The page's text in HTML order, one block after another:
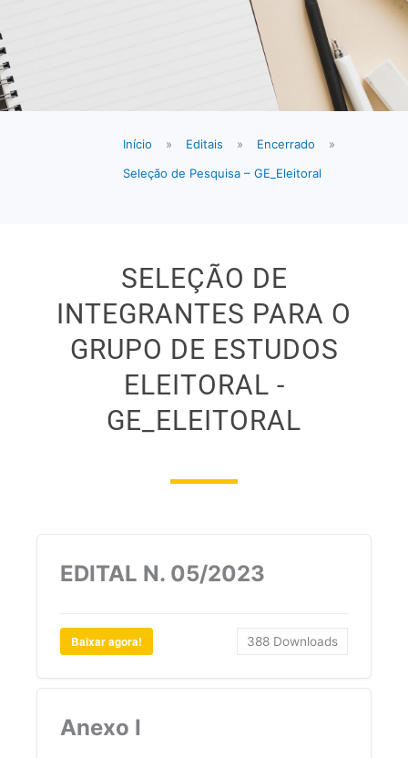
Início » Editais » Encerrado
»
Seleção de Pesquisa – GE_Eleitoral
SELEÇÃO DE
INTEGRANTES PARA O
GRUPO DE ESTUDOS
ELEITORAL -
GE_ELEITORAL
EDITAL N. 05/2023
Baixar agora! 388 Downloads
Anexo I